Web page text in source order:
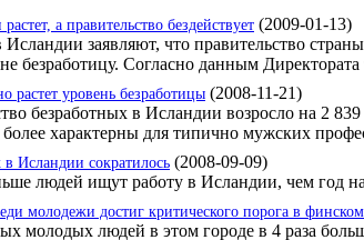
а правительство бездействует (2009-01-13)
заявляют, что правительство
безработицу. Согласно данным Директората
растет уровень безработицы (2008-11-21)
безработных в Исландии возросло на 2
характерны для типично мужских
в Исландии сократилось (2008-09-09)
людей ищут работу в Исландии, чем год
молодежи достиг критического порога в
молодых людей в этом городе в 4 раза